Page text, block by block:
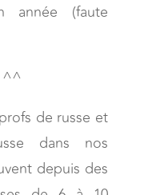
année (faute
^^
de russe et
dans nos
depuis des